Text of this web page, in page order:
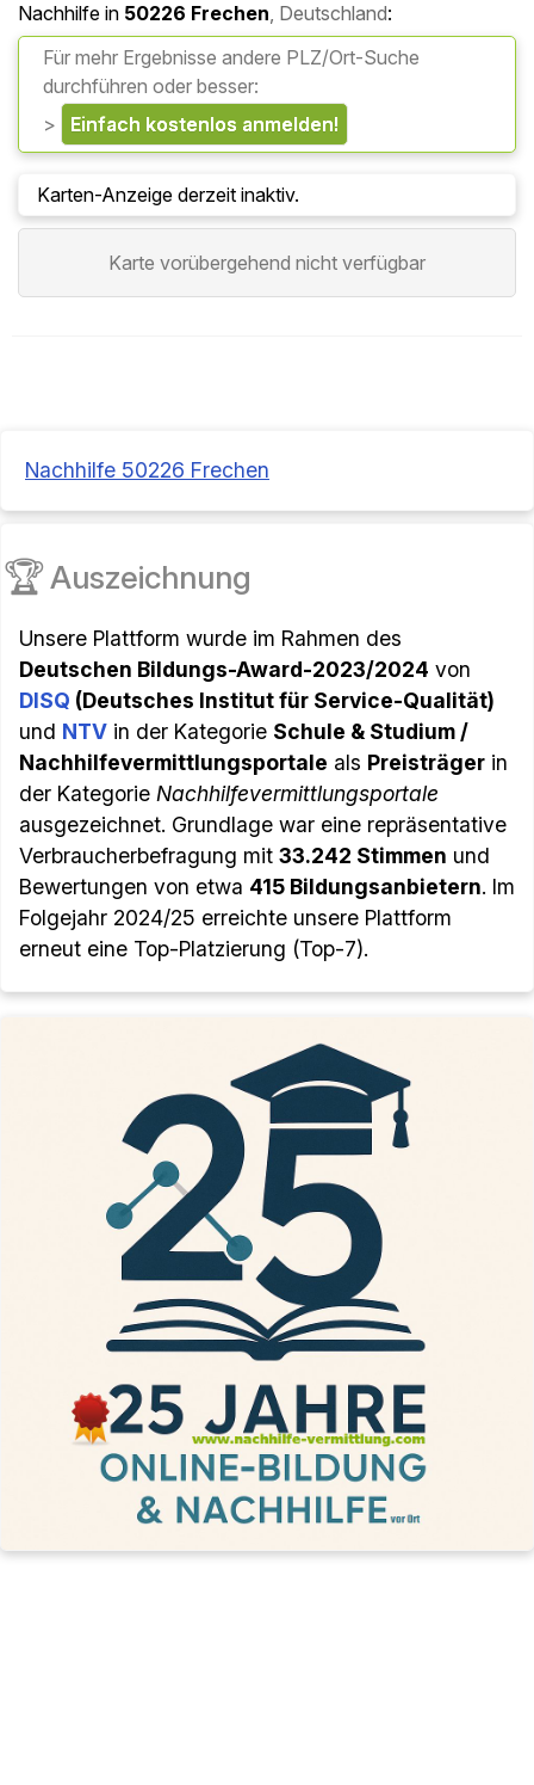
Nachhilfe in 50226 Frechen , Deutschland:
Für mehr Ergebnisse andere PLZ/Ort-Suche
durchführen oder besser:
>
einfach kostenlos anmelden!
Karten-Anzeige derzeit inaktiv.
Karte vorübergehend nicht verfügbar
Nachhilfe 50226 Frechen
🏆Auszeichnung
Unsere Plattform wurde im Rahmen des
Deutschen Bildungs-Award-2023/2024 von
DISQ (Deutsches Institut für Service-Qualität)
und NTV in der Kategorie Schule & Studium /
Nachhilfevermittlungsportale als Preisträger in
der Kategorie Nachhilfevermittlungsportale
ausgezeichnet. Grundlage war eine repräsentative
Verbraucherbefragung mit 33.242 Stimmen und
Bewertungen von etwa 415 Bildungsanbietern. Im
Folgejahr 2024/25 erreichte unsere Plattform
erneut eine Top-Platzierung (Top-7).